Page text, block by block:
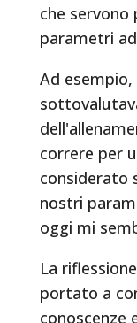
che servono
parametri
Ad
correre per
considerato
nostri
oggi mi
La
portato a
conoscenze